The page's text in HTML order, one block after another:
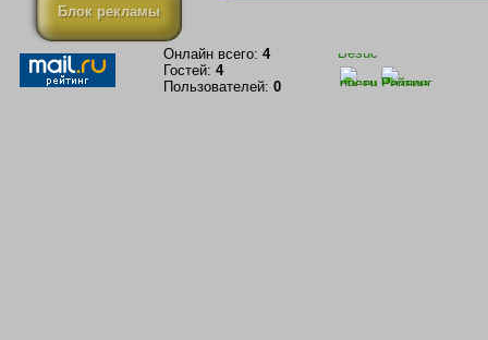
Блок рекламы
Онлайн всего: 4
Гостей: 4
Пользователей: 0